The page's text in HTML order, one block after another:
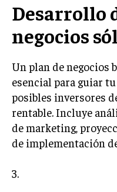
Acerca de Últimas entradas
María
Hola, soy
por el
dedicando
cultura start-
platos exóticos, uniendo mi
Aparece en periódicos
Infórmate aquí.
Desarrollo
negocios
Un plan de negocios
esencial para guiar
posibles inversores
rentable. Incluye
de marketing,
de implementación
3.